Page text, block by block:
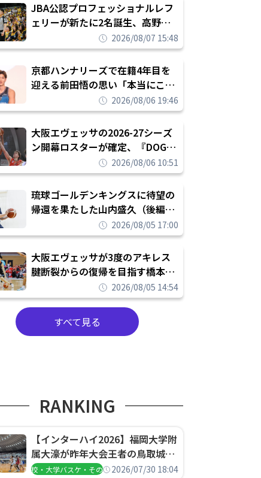
JBA公認プロフェッショナルレフ
ェリーが新たに2名誕生、高野晃
平は16年間続けた会社員生活に別
れを告げてプロ転向を決断
2026/08/07 15:48
京都ハンナリーズで在籍4年目を
迎える前田悟の思い「本当にこの
チームで勝ちたい、負けたまま舐
められたまま終わりたくない」
2026/08/06 19:46
大阪エヴェッサの2026-27シーズ
ン開幕ロスターが確定、『DOG
FIGHT』のチームカルチャーを推
し進めて結果を求めるシーズンへ
2026/08/06 10:51
琉球ゴールデンキングスに待望の
帰還を果たした山内盛久（後編）
「1人のウチナーンチュとしてみ
んなが誇りに思えるチームにして
いく」
2026/08/05 17:00
大阪エヴェッサが3度のアキレス
腱断裂からの復帰を目指す橋本拓
哉と契約を締結「もう一度コート
に立ちたい」
2026/08/05 14:54
すべて見る
RANKING
【インターハイ2026】福岡大学附
属大濠が昨年大会王者の鳥取城北
を撃破、大阪薫英女学院は岐阜女
高校・大学バスケ・その他2026/07/30 18:04